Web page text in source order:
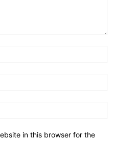
in this browser for the